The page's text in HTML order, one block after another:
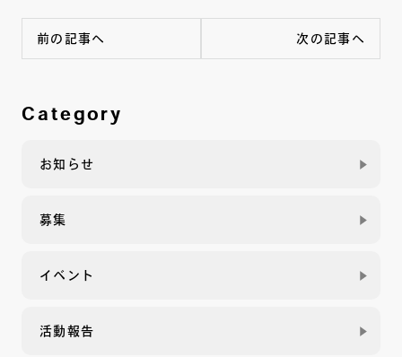
前の記事へ 次の記事へ
Category
お知らせ
募集
イベント
活動報告